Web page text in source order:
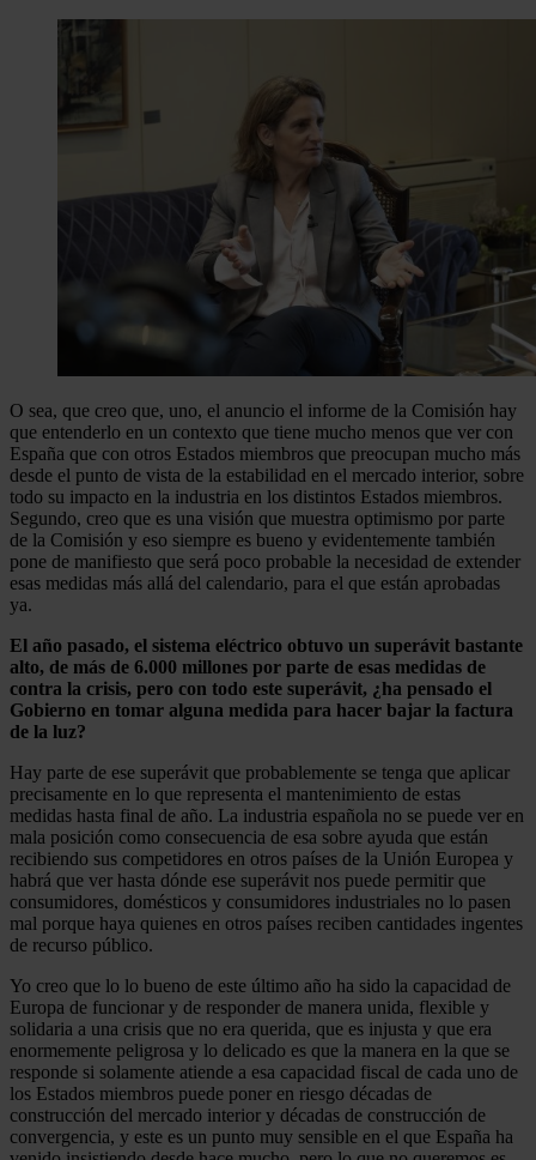
O sea, que creo que, uno, el anuncio el informe de la Comisión hay
que entenderlo en un contexto que tiene mucho menos que ver con
España que con otros Estados miembros que preocupan mucho más
desde el punto de vista de la estabilidad en el mercado interior, sobre
todo su impacto en la industria en los distintos Estados miembros.
Segundo, creo que es una visión que muestra optimismo por parte
de la Comisión y eso siempre es bueno y evidentemente también
pone de manifiesto que será poco probable la necesidad de extender
esas medidas más allá del calendario, para el que están aprobadas
ya.
El año pasado, el sistema eléctrico obtuvo un superávit bastante
alto, de más de 6.000 millones por parte de esas medidas de
contra la crisis, pero con todo este superávit, ¿ha pensado el
Gobierno en tomar alguna medida para hacer bajar la factura
de la luz?
Hay parte de ese superávit que probablemente se tenga que aplicar
precisamente en lo que representa el mantenimiento de estas
medidas hasta final de año. La industria española no se puede ver en
mala posición como consecuencia de esa sobre ayuda que están
recibiendo sus competidores en otros países de la Unión Europea y
habrá que ver hasta dónde ese superávit nos puede permitir que
consumidores, domésticos y consumidores industriales no lo pasen
mal porque haya quienes en otros países reciben cantidades ingentes
de recurso público.
Yo creo que lo lo bueno de este último año ha sido la capacidad de
Europa de funcionar y de responder de manera unida, flexible y
solidaria a una crisis que no era querida, que es injusta y que era
enormemente peligrosa y lo delicado es que la manera en la que se
responde si solamente atiende a esa capacidad fiscal de cada uno de
los Estados miembros puede poner en riesgo décadas de
construcción del mercado interior y décadas de construcción de
convergencia, y este es un punto muy sensible en el que España ha